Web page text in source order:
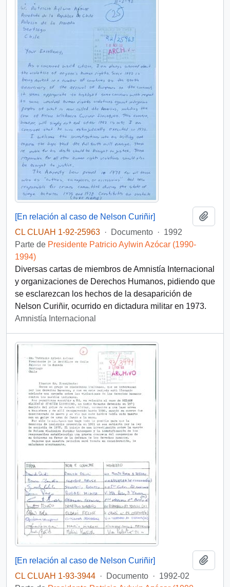
[En relación al caso de Nelson Curiñir]
CL CLUAH 1-92-25963 · Documento · 1992
Parte de Presidente Patricio Aylwin Azócar (1990-
1994)
Diversas cartas de miembros de Amnistía Internacional
y organizaciones de Derechos Humanos, pidiendo que
se esclarezcan los hechos de la desaparición de
Nelson Curiñir, ocurrido en dictadura militar en 1973.
Amnistía Internacional
[En relación al caso de Nelson Curiñir]
CL CLUAH 1-93-3944 · Documento · 1992-02